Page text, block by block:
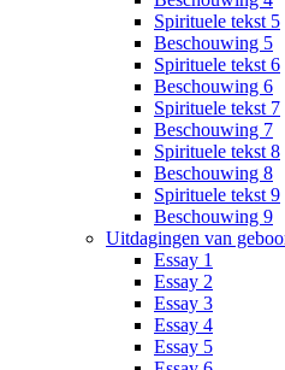
Spirituele tekst 5
Beschouwing 5
Spirituele tekst 6
Beschouwing 6
Spirituele tekst 7
Beschouwing 7
Spirituele tekst 8
Beschouwing 8
Spirituele tekst 9
Beschouwing 9
Uitdagingen van
Essay 1
Essay 2
Essay 3
Essay 4
Essay 5